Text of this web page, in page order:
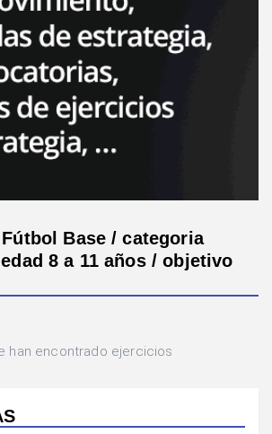
Base / categoria
8 a 11 años / objetivo
han encontrado ejercicios